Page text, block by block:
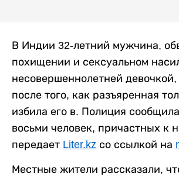
В Индии 32-летний мужчина,
похищении и сексуальном
несовершеннолетней девочкой,
после того, как разъяренная
избила его в. Полиция
восьми человек, причастных к
передает Liter.kz со ссылкой на
Местные жители рассказали,